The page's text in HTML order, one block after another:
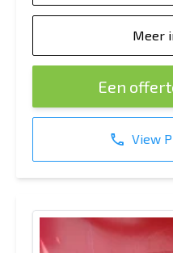
Meer
Een
View